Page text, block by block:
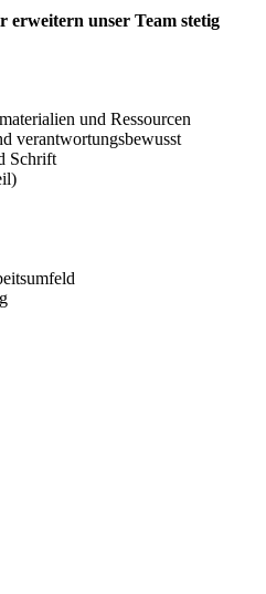
erweitern unser Team stetig
und Ressourcen
verantwortungsbewusst
Schrift